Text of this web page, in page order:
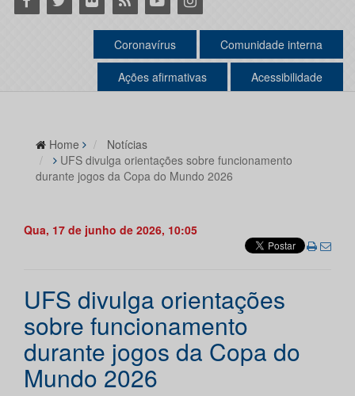
Coronavírus Comunidade interna
Ações afirmativas Acessibilidade
Home
Notícias
UFS divulga orientações sobre funcionamento
durante jogos da Copa do Mundo 2026
Qua, 17 de junho de 2026, 10:05
UFS divulga orientações
sobre funcionamento
durante jogos da Copa do
Mundo 2026